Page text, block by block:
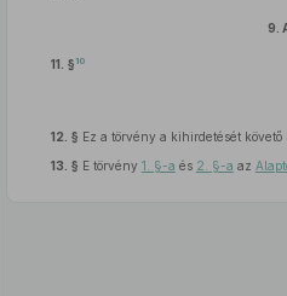
9.
11. § 10
12. § Ez a törvény a kihirdetését
13. § E törvény 1. §-a és 2. §-a az